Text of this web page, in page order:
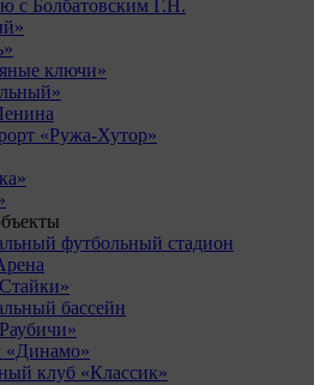
с Болбатовским Г.Н.
ключи»
«Ружа-Хутор»
футбольный стадион
бассейн
«Динамо»
клуб «Классик»